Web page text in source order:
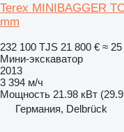
Terex MINIBAGGER
mm
232 100 TJS 21 800 € ≈
Мини-экскаватор
2013
3 394 м/ч
Мощность 21.98 кВт
Германия, Delbrück